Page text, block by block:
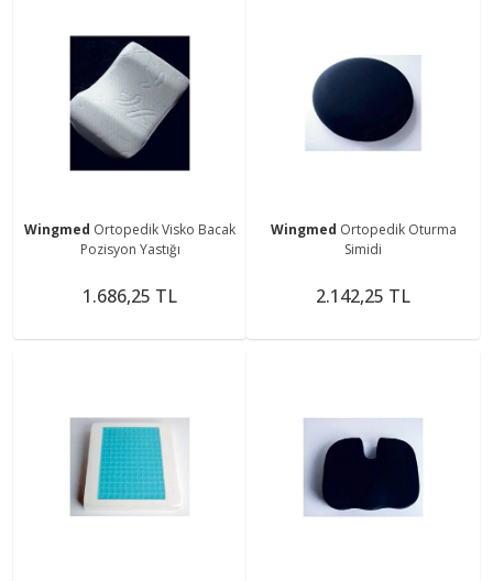
Wingmed Ortopedik Visko Bacak
Pozisyon Yastığı
1.686,25 TL
Wingmed Ortopedik Oturma
Simidi
2.142,25 TL